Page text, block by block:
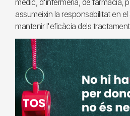
mèdic, d'infermeria, de farmàcia,
assumeixin la responsabilitat en
mantenir l'eficàcia dels